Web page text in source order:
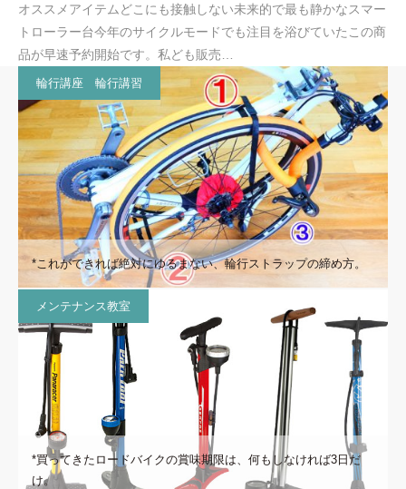
オススメアイテムどこにも接触しない未来的で最も静かなスマー
トローラー台今年のサイクルモードでも注目を浴びていたこの商
品が早速予約開始です。私ども販売…
輪行講座 輪行講習
*これができれば絶対にゆるまない、輪行ストラップの締め方。
メンテナンス教室
*買ってきたロードバイクの賞味期限は、何もしなければ3日だ
け。